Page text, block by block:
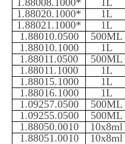
1.88020.1000*
1L
1.88021.1000*
1L
1.88010.0500
500ML
1.88010.1000
1L
1.88011.0500
500ML
1.88011.1000
1L
1.88015.1000
1L
1.88016.1000
1L
1.09257.0500
500ML
1.09255.0500
500ML
1.88050.0010 10x8ml
1.88051.0010
10x8ml